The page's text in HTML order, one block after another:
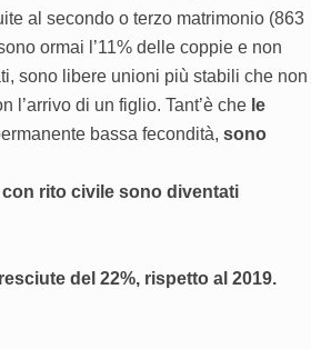
al secondo o terzo matrimonio (863
ormai l’11% delle coppie e non
sono libere unioni più stabili che non
l’arrivo di un figlio. Tant’è che le
bassa fecondità, sono
rito civile sono diventati
del 22%, rispetto al 2019.